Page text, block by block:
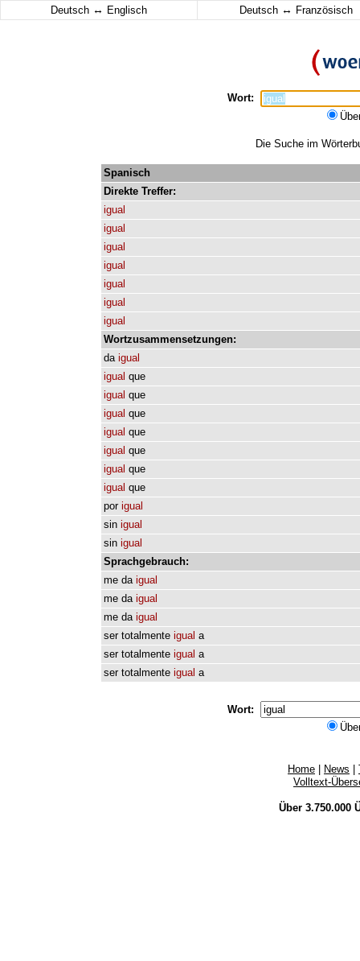
Deutsch ↔ Englisch Deutsch ↔ Französisch
Wort:
Die Suche im
Spanisch
Direkte Treffer:
igual
igual
igual
igual
igual
igual
igual
Wortzusammensetzungen:
da igual
igual que
igual que
igual que
igual que
igual que
igual que
igual que
por igual
sin igual
sin igual
Sprachgebrauch:
me da igual
me da igual
me da igual
ser totalmente igual a
ser totalmente igual a
ser totalmente igual a
Wort:
Home News
Volltext-
Über 3.750.000